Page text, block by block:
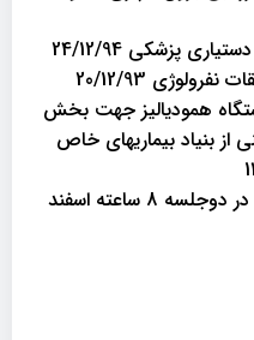
پزشکی 24/12/94
20/12/93
10 عدد دستگاه همودیالیز جهت بخش
از بنیاد بیماریهای خاص
طراحی سوالات پره انترنی در دوجلسه 8 ساعته اسفند